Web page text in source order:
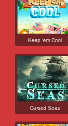
Keep 'em Cool
Cursed Seas